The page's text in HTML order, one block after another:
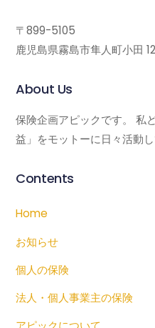
〒899-5105
鹿児島県霧島市隼人町小田
About Us
保険企画アピックです。 私
益」をモットーに日々活動し
Contents
Home
お知らせ
個人の保険
法人・個人事業主の保険